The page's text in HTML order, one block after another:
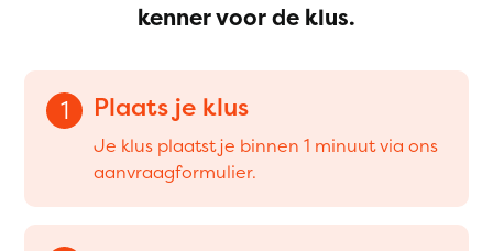
kenner voor de klus.
1 Plaats je klus
Je klus plaatst je binnen 1 minuut via ons
aanvraagformulier.